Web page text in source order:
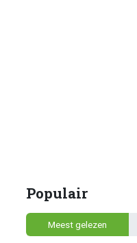
Populair
Meest gelezen